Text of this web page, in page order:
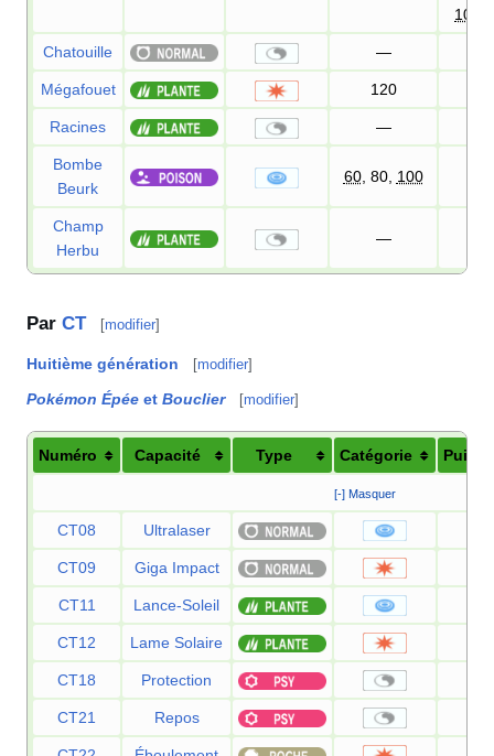
100
Chatouille —
Mégafouet 120
Racines —
Bombe
Beurk
60, 80, 100
Champ
Herbu
—
Par CT [modifier]
Huitième génération [modifier]
Pokémon Épée et Bouclier [modifier]
Numéro Capacité Type Catégorie
[-] Masquer
CT08 Ultralaser
CT09 Giga Impact
CT11 Lance-Soleil
CT12 Lame Solaire
CT18 Protection
CT21 Repos